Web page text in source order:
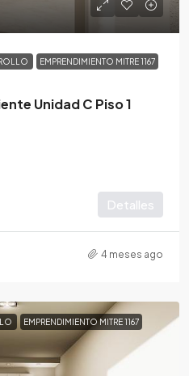
EMPRENDIMIENTO MITRE 1167
Unidad C Piso 1
Detalles
4 meses ago
EMPRENDIMIENTO MITRE 1167